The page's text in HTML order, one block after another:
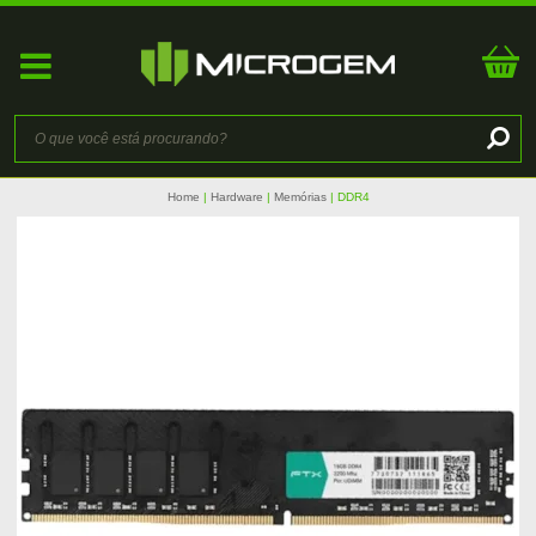
Home Hardware Memórias DDR4